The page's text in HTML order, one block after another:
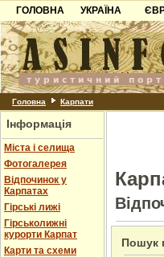
ГОЛОВНА
УКРАЇНА
Карпати
Азов
Причорноморря
Шацьк
Головна Карпати
Інформація
Міста і селища
Фотогалерея
Відпочинок у
Карпатах
Гірські лижі
Гірськолижні
курорти Карпат
Карти та схеми
Пошук